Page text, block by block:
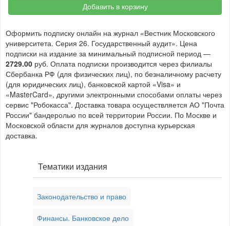
Добавить в корзину
Оформить подписку онлайн на журнал «Вестник Московского
университета. Серия 26. Государственный аудит». Цена
подписки на издание за минимальный подписной период —
2729.00 руб. Оплата подписки производится через филиалы
Сбербанка РФ (для физических лиц), по безналичному расчету
(для юридических лиц), банковской картой «Visa» и
«MasterCard», другими электронными способами оплаты через
сервис "Робокасса". Доставка товара осуществляется АО "Почта
России" бандеролью по всей территории России. По Москве и
Московской области для журналов доступна курьерская
доставка.
Тематики издания
Законодательство и право
Финансы. Банковское дело